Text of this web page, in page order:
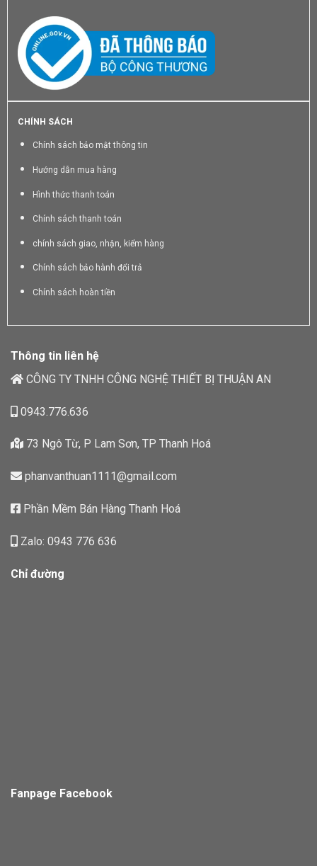
CHÍNH SÁCH
Chính sách bảo mật thông tin
Hướng dẫn mua hàng
Hình thức thanh toán
Chính sách thanh toán
chính sách giao, nhận, kiểm hàng
Chính sách bảo hành đổi trả
Chính sách hoàn tiền
Thông tin liên hệ
CÔNG TY TNHH CÔNG NGHỆ THIẾT BỊ THUẬN AN
0943.776.636
73 Ngô Từ, P Lam Sơn, TP Thanh Hoá
phanvanthuan1111@gmail.com
Phần Mềm Bán Hàng Thanh Hoá
Zalo: 0943 776 636
Chỉ đường
Fanpage Facebook